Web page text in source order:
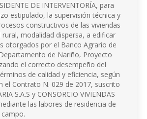
DE INTERVENTORÍA, para
estipulado, la supervisión técnica y
constructivos de las viviendas
rural, modalidad dispersa, a edificar
otorgados por el Banco Agrario de
de Nariño, Proyecto
el correcto desempeño del
de calidad y eficiencia, según
el Contrato N. 029 de 2017, suscrito
S.A.S y CONSORCIO VIVIENDAS
las labores de residencia de